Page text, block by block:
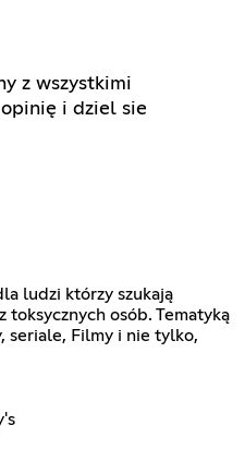
z wszystkimi
opinię i dziel sie
ludzi którzy szukają
toksycznych osób. Tematyką
seriale, Filmy i nie tylko,